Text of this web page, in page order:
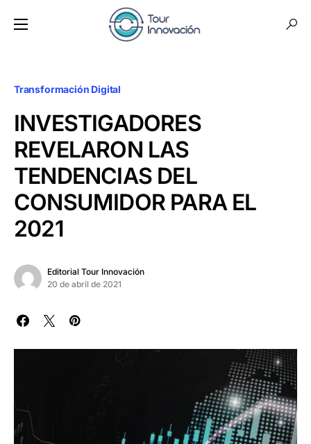
Transformación Digital
INVESTIGADORES
REVELARON LAS
TENDENCIAS DEL
CONSUMIDOR PARA EL
2021
Editorial Tour Innovación
20 de abril de 2021